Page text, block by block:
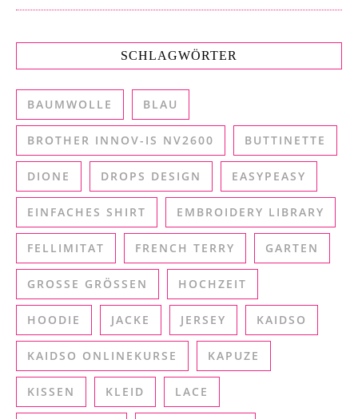
SCHLAGWÖRTER
BAUMWOLLE BLAU
BROTHER INNOV-IS NV2600 BUTTINETTE
DIONE DROPS DESIGN EASYPEASY
EINFACHES SHIRT EMBROIDERY LIBRARY
FELLIMITAT FRENCH TERRY GARTEN
GROSSE GRÖSSEN HOCHZEIT
HOODIE JACKE JERSEY KAIDSO
KAIDSO ONLINEKURSE KAPUZE
KISSEN KLEID LACE